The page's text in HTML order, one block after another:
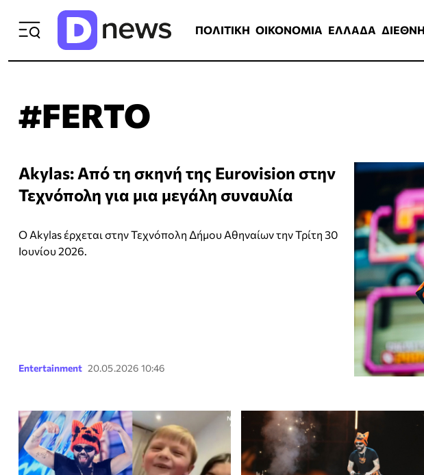
ΠΟΛΙΤΙΚΗ ΟΙΚΟΝΟΜΙΑ ΕΛΛΑΔΑ ΔΙΕΘΝΗ
#FERTO
Akylas: Από τη σκηνή της Eurovision στην
Τεχνόπολη για μια μεγάλη συναυλία
Ο Akylas έρχεται στην Τεχνόπολη Δήμου Αθηναίων την Τρίτη 30
Ιουνίου 2026.
Entertainment 20.05.2026 10:46